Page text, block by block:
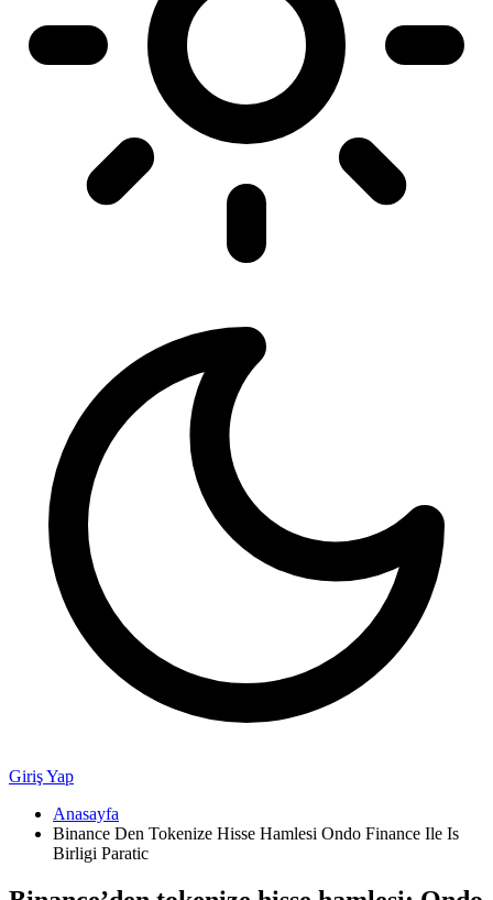
Giriş Yap
Anasayfa
Binance Den Tokenize Hisse Hamlesi Ondo Finance Ile Is
Birligi Paratic